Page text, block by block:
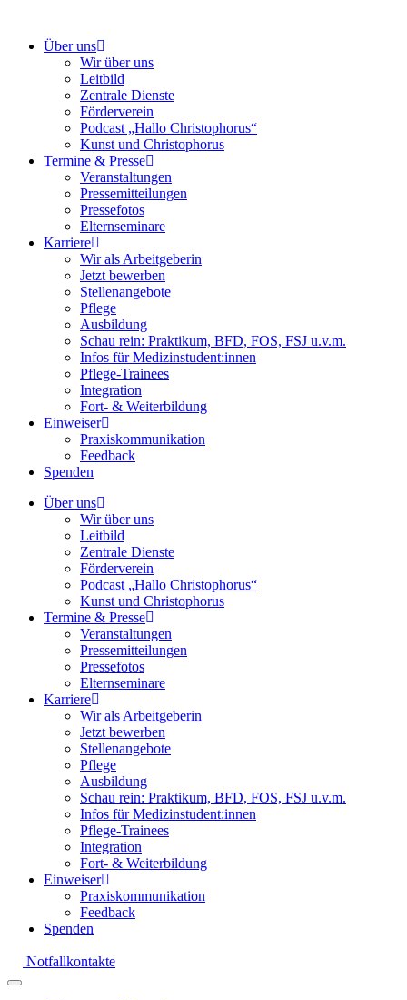
Über uns
Wir über uns
Leitbild
Zentrale Dienste
Förderverein
Podcast „Hallo Christophorus“
Kunst und Christophorus
Termine & Presse
Veranstaltungen
Pressemitteilungen
Pressefotos
Elternseminare
Karriere
Wir als Arbeitgeberin
Jetzt bewerben
Stellenangebote
Pflege
Ausbildung
Schau rein: Praktikum, BFD, FOS, FSJ u.v.m.
Infos für Medizinstudent:innen
Pflege-Trainees
Integration
Fort- & Weiterbildung
Einweiser
Praxiskommunikation
Feedback
Spenden
Über uns
Wir über uns
Leitbild
Zentrale Dienste
Förderverein
Podcast „Hallo Christophorus“
Kunst und Christophorus
Termine & Presse
Veranstaltungen
Pressemitteilungen
Pressefotos
Elternseminare
Karriere
Wir als Arbeitgeberin
Jetzt bewerben
Stellenangebote
Pflege
Ausbildung
Schau rein: Praktikum, BFD, FOS, FSJ u.v.m.
Infos für Medizinstudent:innen
Pflege-Trainees
Integration
Fort- & Weiterbildung
Einweiser
Praxiskommunikation
Feedback
Spenden
Notfallkontakte